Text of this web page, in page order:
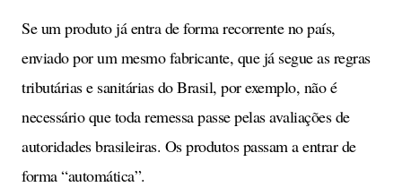
Se um produto já entra de forma recorrente no país,
enviado por um mesmo fabricante, que já segue as regras
tributárias e sanitárias do Brasil, por exemplo, não é
necessário que toda remessa passe pelas avaliações de
autoridades brasileiras. Os produtos passam a entrar de
forma “automática”.